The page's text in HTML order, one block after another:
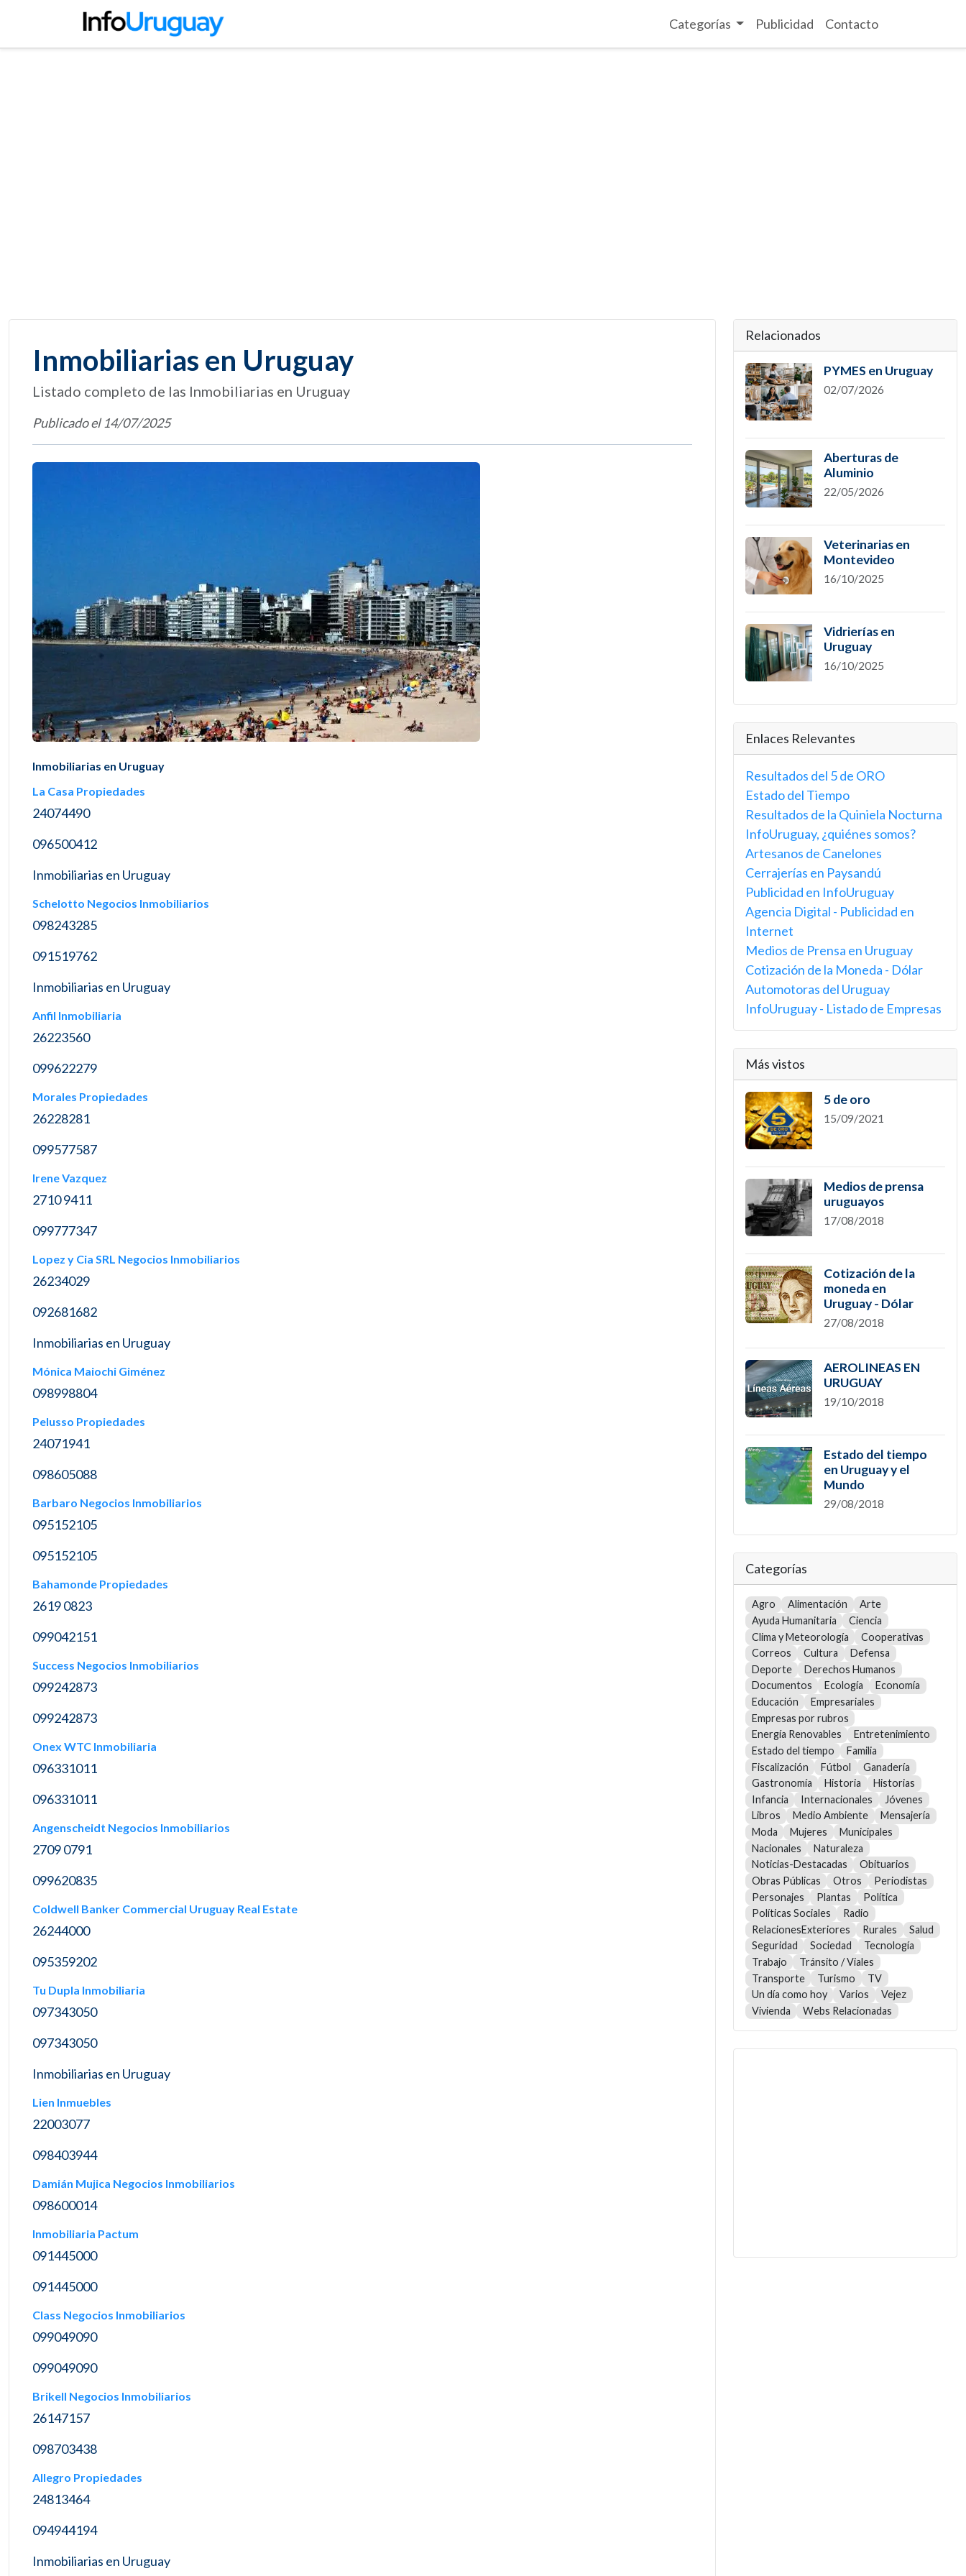
Categorías Publicidad Contacto
Inmobiliarias en Uruguay
Listado completo de las Inmobiliarias en Uruguay
Publicado el 14/07/2025
Inmobiliarias en Uruguay
La Casa Propiedades
24074490
096500412
Inmobiliarias en Uruguay
Schelotto Negocios Inmobiliarios
098243285
091519762
Inmobiliarias en Uruguay
Anfil Inmobiliaria
26223560
099622279
Morales Propiedades
26228281
099577587
Irene Vazquez
2710 9411
099777347
Lopez y Cia SRL Negocios Inmobiliarios
26234029
092681682
Inmobiliarias en Uruguay
Mónica Maiochi Giménez
098998804
Pelusso Propiedades
24071941
098605088
Barbaro Negocios Inmobiliarios
095152105
095152105
Bahamonde Propiedades
2619 0823
099042151
Success Negocios Inmobiliarios
099242873
099242873
Onex WTC Inmobiliaria
096331011
096331011
Angenscheidt Negocios Inmobiliarios
2709 0791
099620835
Coldwell Banker Commercial Uruguay Real Estate
26244000
095359202
Tu Dupla Inmobiliaria
097343050
097343050
Inmobiliarias en Uruguay
Lien Inmuebles
22003077
098403944
Damián Mujica Negocios Inmobiliarios
098600014
Inmobiliaria Pactum
091445000
091445000
Class Negocios Inmobiliarios
099049090
099049090
Brikell Negocios Inmobiliarios
26147157
098703438
Allegro Propiedades
24813464
094944194
Inmobiliarias en Uruguay
Relacionados
PYMES en Uruguay
02/07/2026
Aberturas de
Aluminio
22/05/2026
Veterinarias en
Montevideo
16/10/2025
Vidrierías en
Uruguay
16/10/2025
Enlaces Relevantes
Resultados del 5 de ORO
Estado del Tiempo
Resultados de la Quiniela Nocturna
InfoUruguay, ¿quiénes somos?
Artesanos de Canelones
Cerrajerías en Paysandú
Publicidad en InfoUruguay
Agencia Digital - Publicidad en
Internet
Medios de Prensa en Uruguay
Cotización de la Moneda - Dólar
Automotoras del Uruguay
InfoUruguay - Listado de Empresas
Más vistos
5 de oro
15/09/2021
Medios de prensa
uruguayos
17/08/2018
Cotización de la
moneda en
Uruguay - Dólar
27/08/2018
AEROLINEAS EN
URUGUAY
19/10/2018
Estado del tiempo
en Uruguay y el
Mundo
29/08/2018
Categorías
Agro Alimentación
Arte
Ayuda Humanitaria
Ciencia
Clima y Meteorología
Cooperativas
Correos
Cultura
Defensa
Deporte
Derechos Humanos
Documentos
Ecología
Economía
Educación
Empresariales
Empresas por rubros
Energía Renovables
Entretenimiento
Estado del tiempo
Familia
Fiscalización
Fútbol
Ganadería
Gastronomía
Historia
Historias
Infancia
Internacionales
Jóvenes
Libros
Medio Ambiente
Mensajería
Moda
Mujeres
Municipales
Nacionales
Naturaleza
Noticias-Destacadas
Obituarios
Obras Públicas
Otros
Periodistas
Personajes
Plantas
Política
Políticas Sociales
Radio
RelacionesExteriores
Rurales
Salud
Seguridad
Sociedad
Tecnología
Trabajo
Tránsito / Viales
Transporte
Turismo
TV
Un día como hoy
Varios
Vejez
Vivienda
Webs Relacionadas